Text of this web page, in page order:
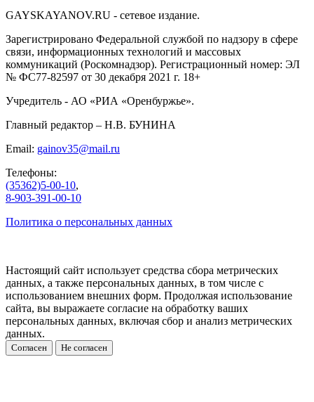
GAYSKAYANOV.RU - сетевое издание.
Зарегистрировано Федеральной службой по надзору в сфере
связи, информационных технологий и массовых
коммуникаций (Роскомнадзор). Регистрационный номер: ЭЛ
№ ФС77-82597 от 30 декабря 2021 г. 18+
Учредитель - АО «РИА «Оренбуржье».
Главный редактор – Н.В. БУНИНА
Email: gainov35@mail.ru
Телефоны:
(35362)5-00-10,
8-903-391-00-10
Политика о персональных данных
Настоящий сайт использует средства сбора метрических
данных, а также персональных данных, в том числе с
использованием внешних форм. Продолжая использование
сайта, вы выражаете согласие на обработку ваших
персональных данных, включая сбор и анализ метрических
данных.
Согласен Не согласен